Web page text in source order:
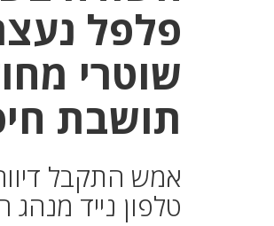
פלפל
שוטרי
תושבת חיפה בת 19
אמש התקבל
טלפון נייד